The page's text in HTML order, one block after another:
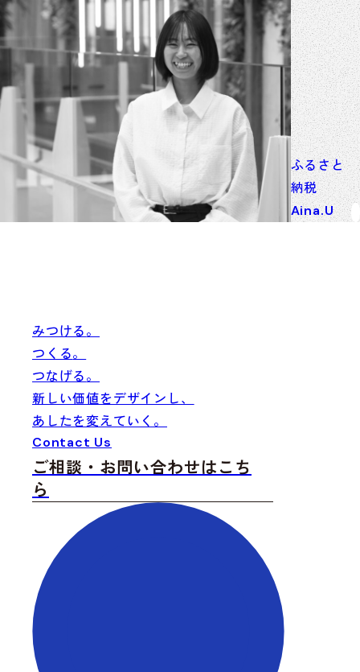
ふるさと
納税
Aina.U
みつける。
つくる。
つなげる。
新しい価値をデザインし、
あしたを変えていく。
Contact Us
ご相談・お問い合わせはこち
ら